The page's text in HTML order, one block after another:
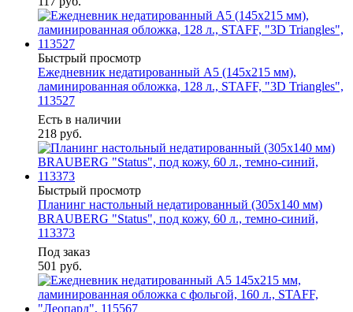
Быстрый просмотр
Ежедневник недатированный А5 (145х215 мм),
ламинированная обложка, 128 л., STAFF, "3D Triangles",
113527
Есть в наличии
218 руб.
Быстрый просмотр
Планинг настольный недатированный (305x140 мм)
BRAUBERG "Status", под кожу, 60 л., темно-синий,
113373
Под заказ
501 руб.